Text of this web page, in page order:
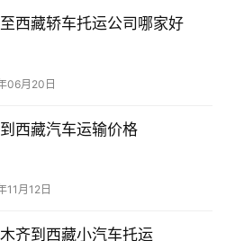
西藏轿车托运公司哪家好
06月20日
西藏汽车运输价格
11月12日
齐到西藏小汽车托运